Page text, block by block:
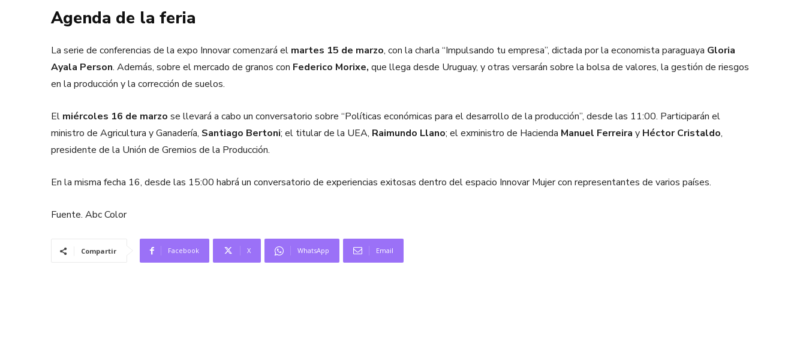
Agenda de la feria
La serie de conferencias de la expo Innovar comenzará el martes 15 de marzo, con la charla “Impulsando tu empresa”, dictada por la economista paraguaya Gloria
Ayala Person. Además, sobre el mercado de granos con Federico Morixe, que llega desde Uruguay, y otras versarán sobre la bolsa de valores, la gestión de riesgos
en la producción y la corrección de suelos.
El miércoles 16 de marzo se llevará a cabo un conversatorio sobre “Políticas económicas para el desarrollo de la producción”, desde las 11:00. Participarán el
ministro de Agricultura y Ganadería, Santiago Bertoni; el titular de la UEA, Raimundo Llano; el exministro de Hacienda Manuel Ferreira y Héctor Cristaldo,
presidente de la Unión de Gremios de la Producción.
En la misma fecha 16, desde las 15:00 habrá un conversatorio de experiencias exitosas dentro del espacio Innovar Mujer con representantes de varios países.
Fuente. Abc Color
Compartir Facebook X WhatsApp Email